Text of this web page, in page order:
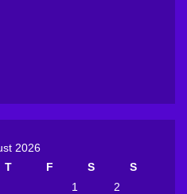
2026
T F S
S
1
2